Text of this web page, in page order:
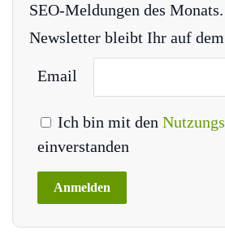
SEO-Meldungen des
Newsletter bleibt Ihr auf
Email
Ich bin mit den
einverstanden